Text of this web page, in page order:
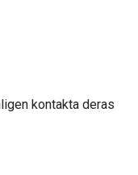
kontakta deras